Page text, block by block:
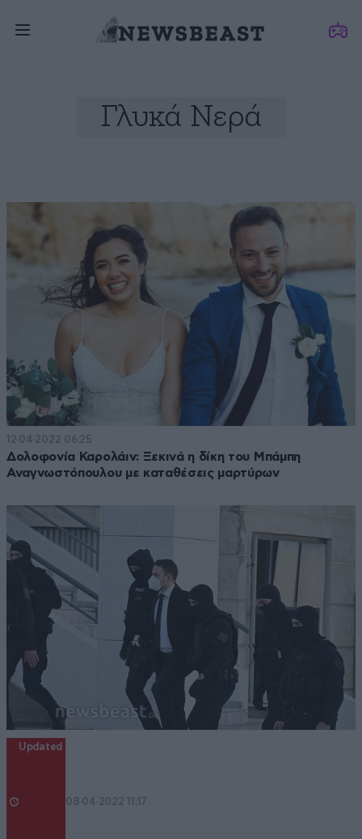
Γλυκά Νερά
12·04·2022 06:25
Δολοφονία Καρολάιν: Ξεκινά η δίκη του Μπάμπη
Αναγνωστόπουλου με καταθέσεις μαρτύρων
Updated
08·04·2022 11:17